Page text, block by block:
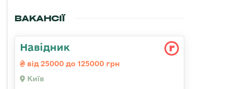
ВАКАНСІЇ
Навідник
від 25000 до 125000 грн
Київ